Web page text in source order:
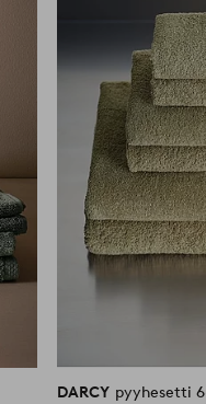
DARCY pyyhesetti